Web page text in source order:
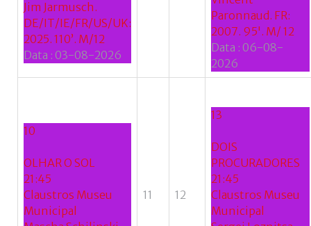
Jim Jarmusch.
DE/IT/IE/FR/US/UK:
2025. 110’. M/12
Data : 03-08-2026
Paronnaud. FR:
2007. 95'. M/ 12
Data : 06-08-
2026
10
OLHAR O SOL
21:45
Claustros Museu
Municipal
11 12
13
DOIS
PROCURADORES
21:45
Claustros Museu
Municipal